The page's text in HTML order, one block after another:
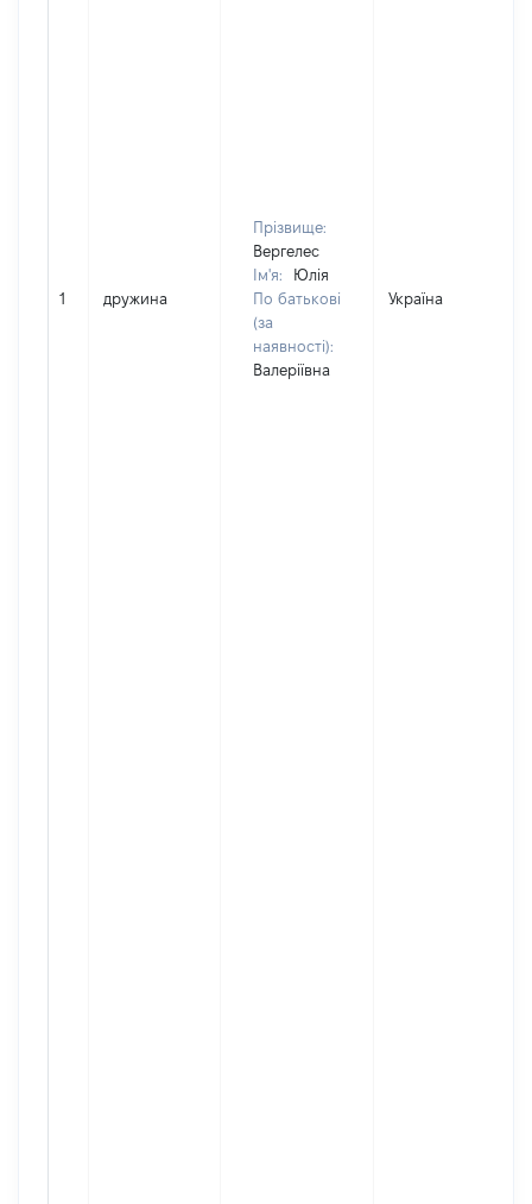
1 дружина
Прізвище:
Вергелес
Ім'я:
Юлія
По батькові
(за
наявності):
Валеріївна
Україна